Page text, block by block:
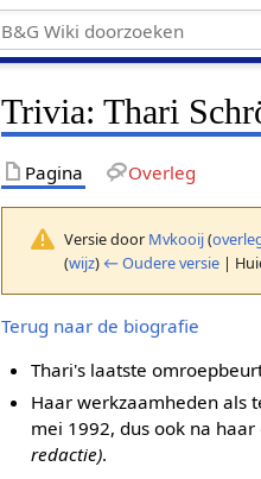
Trivia: Thari
Pagina Overleg
Versie door Mvkooij(
(wijz) ← Oudere versie |
Terug naar de biografie
Thari's laatste
Haar werkzaamheden als
mei 1992, dus ook na
redactie).